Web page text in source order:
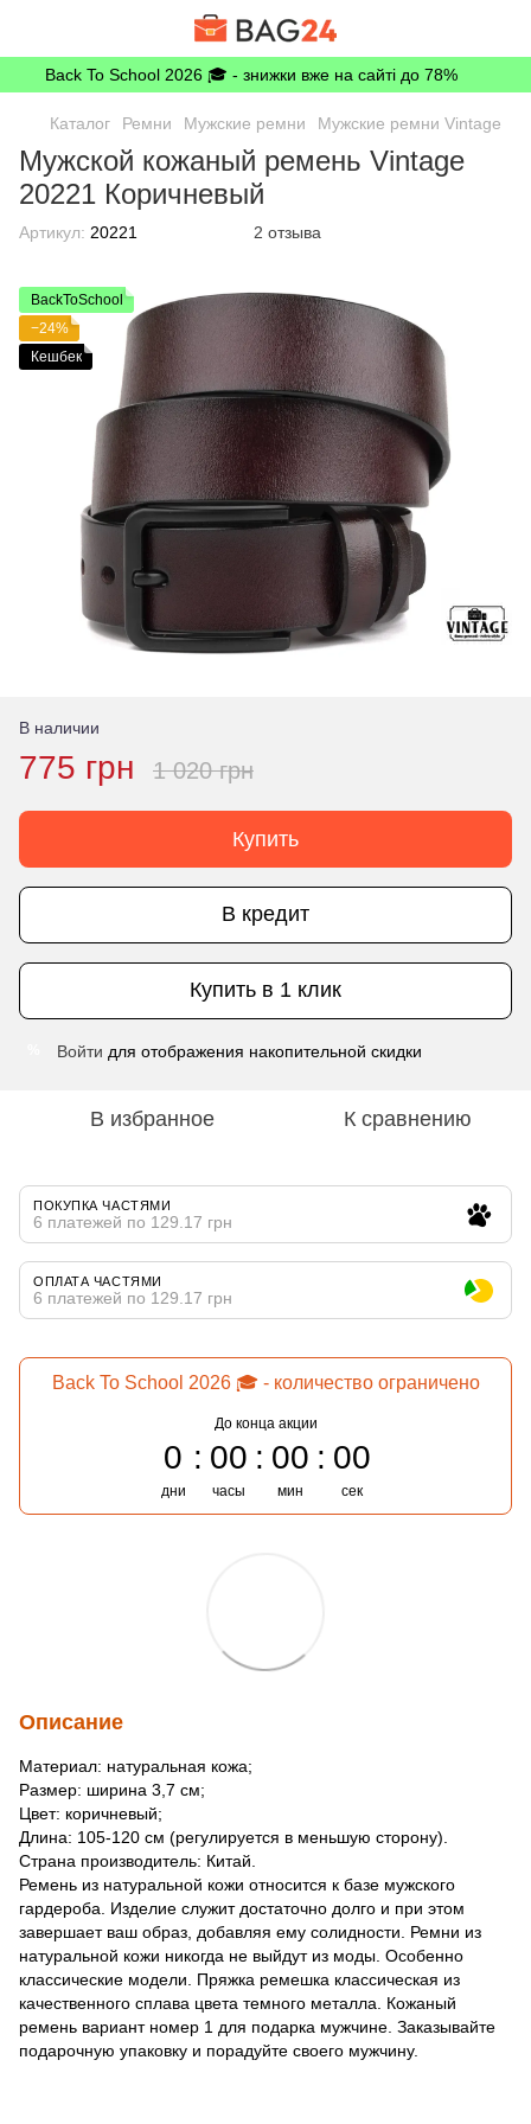
Back To School 2026 🎓 - знижки вже на сайті до 78%
Каталог Ремни Мужские ремни Мужские ремни Vintage
Мужской кожаный ремень Vintage
20221 Коричневый
Артикул: 20221 2 отзыва
BackToSchool
−24%
Кешбек
В наличии
775 грн 1 020 грн
Купить
В кредит
Купить в 1 клик
Войти для отображения накопительной скидки
В избранное К сравнению
ПОКУПКА ЧАСТЯМИ
6 платежей по 129.17 грн
ОПЛАТА ЧАСТЯМИ
6 платежей по 129.17 грн
Back To School 2026 🎓 - количество ограничено
До конца акции
0
дни
00
часы
00
мин
00
сек
Описание
Материал: натуральная кожа;
Размер: ширина 3,7 см;
Цвет: коричневый;
Длина: 105-120 см (регулируется в меньшую сторону).
Страна производитель: Китай.
Ремень из натуральной кожи относится к базе мужского
гардероба. Изделие служит достаточно долго и при этом
завершает ваш образ, добавляя ему солидности. Ремни из
натуральной кожи никогда не выйдут из моды. Особенно
классические модели. Пряжка ремешка классическая из
качественного сплава цвета темного металла. Кожаный
ремень вариант номер 1 для подарка мужчине. Заказывайте
подарочную упаковку и порадуйте своего мужчину.